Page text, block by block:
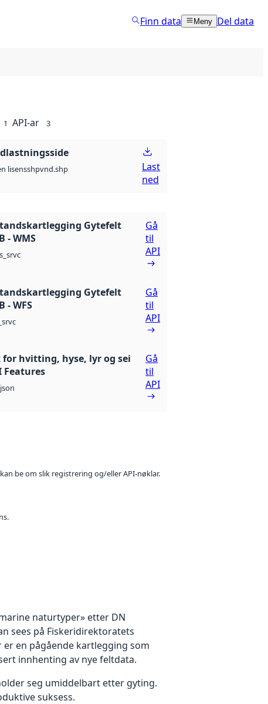
Finn data Meny Del data
1 API-ar 3
lisensshpvnd.shp
Last
ned
Gytefelt
- WMS
Gå
til
API
Gytefelt
- WFS
Gå
til
API
for hvitting, hyse, lyr og sei
Features
Gå
til
API
be om slik registrering og/eller API-nøklar.
naturtyper» etter DN
sees på Fiskeridirektoratets
en pågående kartlegging som
innhenting av nye feltdata.
seg umiddelbart etter gyting.
suksess.